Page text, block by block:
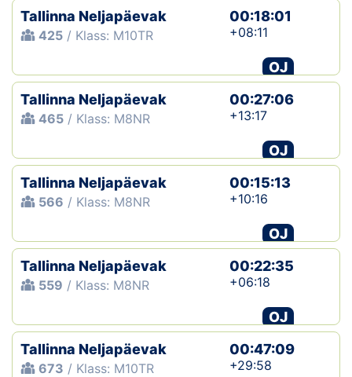
Tallinna Neljapäevak
425 / Klass: M10TR
00:18:01
+08:11
OJ
Tallinna Neljapäevak
465 / Klass: M8NR
00:27:06
+13:17
OJ
Tallinna Neljapäevak
566 / Klass: M8NR
00:15:13
+10:16
OJ
Tallinna Neljapäevak
559 / Klass: M8NR
00:22:35
+06:18
OJ
Tallinna Neljapäevak
673 / Klass: M10TR
00:47:09
+29:58